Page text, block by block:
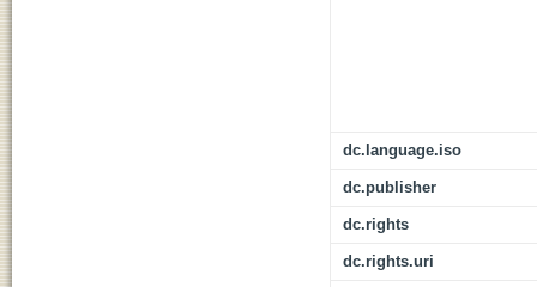
dc.language.iso
dc.publisher
dc.rights
dc.rights.uri